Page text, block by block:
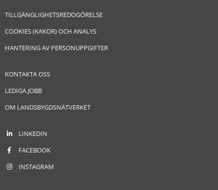
TILLGÄNGLIGHETSREDOGÖRELSE
COOKIES (KAKOR) OCH ANALYS
HANTERING AV PERSONUPPGIFTER
KONTAKTA OSS
LEDIGA JOBB
OM LANDSBYGDSNÄTVERKET
LINKEDIN
FACEBOOK
INSTAGRAM